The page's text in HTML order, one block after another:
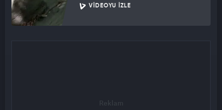
VIDEOYU İZLE